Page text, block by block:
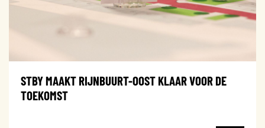
STBY MAAKT RIJNBUURT-OOST KLAAR VOOR DE
TOEKOMST